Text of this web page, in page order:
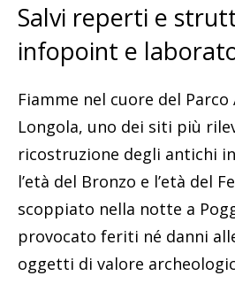
Salvi reperti e
infopoint e
Fiamme nel cuore del
Longola, uno dei siti più
ricostruzione degli antichi
l’età del Bronzo e l’età del
scoppiato nella notte a
provocato feriti né danni
oggetti di valore